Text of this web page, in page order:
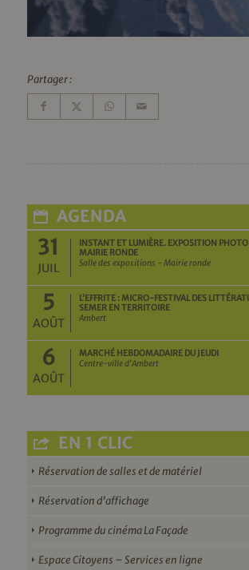
Partager :
AGENDA
31
JUIL
INSTANT ET LUMIÈRE. EXPOSITION PHOTO
MAIRIE RONDE
Salle des expositions - Mairie ronde
5
AOÛT
L’EFFRITE : MICRO-FESTIVAL DES
SEMER EN TERRITOIRE
Ambert
6
AOÛT
MARCHÉ HEBDOMADAIRE DU JEUDI
Centre-ville d'Ambert
EN 1 CLIC
Réservation de salles et de matériel
Réservation d’affichage
Programme du cinéma La Façade
Espace Citoyens – Services en ligne